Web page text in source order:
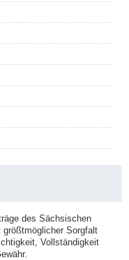
des Sächsischen
Sorgfalt
Vollständigkeit